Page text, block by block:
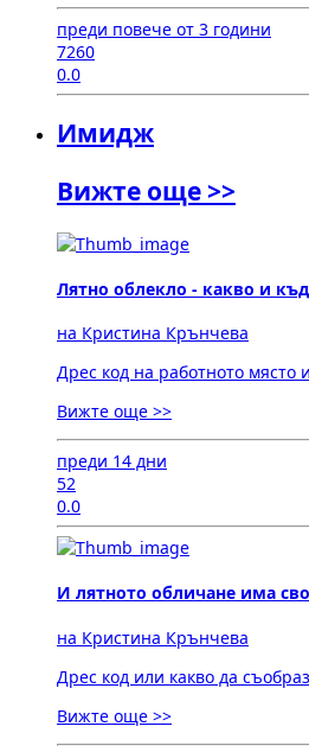
преди повече от 3 години
7260
0.0
Имидж
Вижте още >>
Лятно облекло - какво и
на Кристина Крънчева
Дрес код на работното място
Вижте още >>
преди 14 дни
52
0.0
И лятното обличане има
на Кристина Крънчева
Дрес код или какво да
Вижте още >>